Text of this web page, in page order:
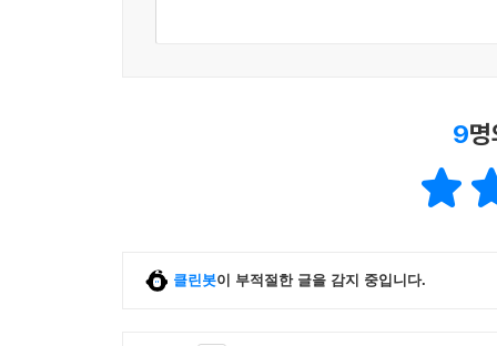
9
클린봇이 부적절한 글을 감지 중입니다.